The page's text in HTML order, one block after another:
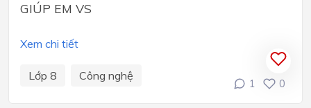
GIÚP EM VS
Xem chi tiết
Lớp 8 Công nghệ
1 0